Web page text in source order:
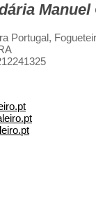
Portugal,